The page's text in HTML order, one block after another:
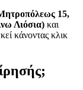
15,
Λιόσια) και
κάνοντας κλικ